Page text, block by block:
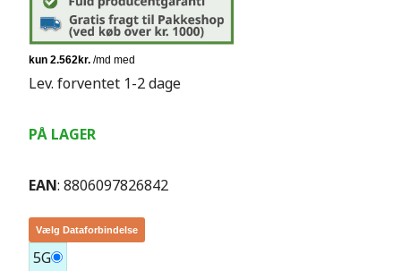
Lev. forventet 1-2 dage
PÅ LAGER
EAN: 8806097826842
Vælg Dataforbindelse
5G